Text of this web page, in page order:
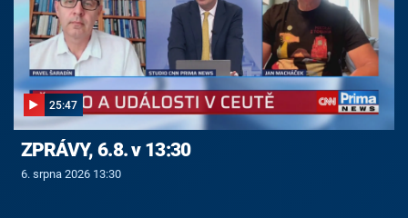
25:47
ZPRÁVY, 6.8. v 13:30
6. srpna 2026 13:30